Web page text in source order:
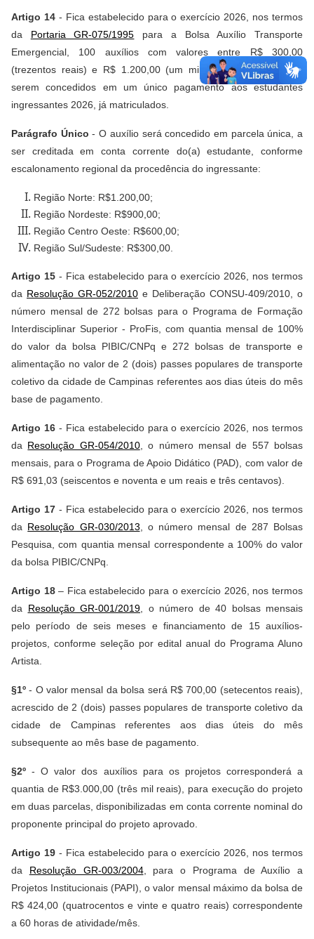
Artigo 14- Fica estabelecido para o exercício 2026, nos termos
da Portaria GR-075/1995 para a Bolsa Auxílio Transporte
Emergencial, 100 auxílios com valores entre R$ 300,00
(trezentos reais) e R$ 1.200,00 (um mil e duzentos reais), a
serem concedidos em um único pagamento aos estudantes
ingressantes 2026, já matriculados.
Parágrafo Único - O auxílio será concedido em parcela única, a
ser creditada em conta corrente do(a) estudante, conforme
escalonamento regional da procedência do ingressante:
Região Norte: R$1.200,00;
Região Nordeste: R$900,00;
Região Centro Oeste: R$600,00;
Região Sul/Sudeste: R$300,00.
Artigo 15- Fica estabelecido para o exercício 2026, nos termos
da Resolução GR-052/2010 e Deliberação CONSU-409/2010, o
número mensal de 272 bolsas para o Programa de Formação
Interdisciplinar Superior - ProFis, com quantia mensal de 100%
do valor da bolsa PIBIC/CNPq e 272 bolsas de transporte e
alimentação no valor de 2 (dois) passes populares de transporte
coletivo da cidade de Campinas referentes aos dias úteis do mês
base de pagamento.
Artigo 16- Fica estabelecido para o exercício 2026, nos termos
da Resolução GR-054/2010, o número mensal de 557 bolsas
mensais, para o Programa de Apoio Didático (PAD), com valor de
R$ 691,03 (seiscentos e noventa e um reais e três centavos).
Artigo 17- Fica estabelecido para o exercício 2026, nos termos
da Resolução GR-030/2013 , o número mensal de 287 Bolsas
Pesquisa, com quantia mensal correspondente a 100% do valor
da bolsa PIBIC/CNPq.
Artigo 18– Fica estabelecido para o exercício 2026, nos termos
da Resolução GR-001/2019 , o número de 40 bolsas mensais
pelo período de seis meses e financiamento de 15 auxílios-
projetos, conforme seleção por edital anual do Programa Aluno
Artista.
§1º - O valor mensal da bolsa será R$ 700,00 (setecentos reais),
acrescido de 2 (dois) passes populares de transporte coletivo da
cidade de Campinas referentes aos dias úteis do mês
subsequente ao mês base de pagamento.
§2º - O valor dos auxílios para os projetos corresponderá a
quantia de R$3.000,00 (três mil reais), para execução do projeto
em duas parcelas, disponibilizadas em conta corrente nominal do
proponente principal do projeto aprovado.
Artigo 19- Fica estabelecido para o exercício 2026, nos termos
da Resolução GR-003/2004, para o Programa de Auxílio a
Projetos Institucionais (PAPI), o valor mensal máximo da bolsa de
R$ 424,00 (quatrocentos e vinte e quatro reais) correspondente
a 60 horas de atividade/mês.